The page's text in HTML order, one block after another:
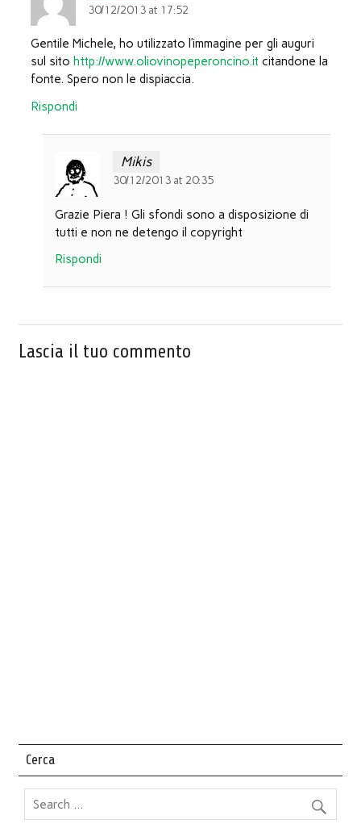
30/12/2013 at 17:52
Gentile Michele, ho utilizzato l’immagine per gli auguri
sul sito http://www.oliovinopeperoncino.it citandone la
fonte. Spero non le dispiaccia.
Rispondi
Mikis
30/12/2013 at 20:35
Grazie Piera ! Gli sfondi sono a disposizione di
tutti e non ne detengo il copyright
Rispondi
Lascia il tuo commento
Cerca